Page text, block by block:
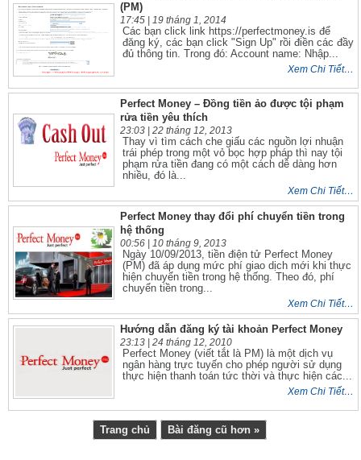
(PM)
17:45 | 19 tháng 1, 2014
Các bạn click link https://perfectmoney.is để
đăng ký, các bạn click "Sign Up" rồi điền các đầy
đủ thông tin. Trong đó: Account name: Nhập...
Xem Chi Tiết…
Perfect Money – Đồng tiền ảo được tội phạm
rửa tiền yêu thích
23:03 | 22 tháng 12, 2013
Thay vì tìm cách che giấu các nguồn lợi nhuận
trái phép trong một vỏ bọc hợp pháp thì nay tội
phạm rửa tiền đang có một cách dễ dàng hơn
nhiều, đó là...
Xem Chi Tiết…
Perfect Money thay đổi phí chuyển tiền trong
hệ thống
00:56 | 10 tháng 9, 2013
Ngày 10/09/2013, tiền điện tử Perfect Money
(PM) đã áp dụng mức phí giao dịch mới khi thực
hiện chuyển tiền trong hệ thống. Theo đó, phí
chuyển tiền trong...
Xem Chi Tiết…
Hướng dẫn đăng ký tài khoản Perfect Money
23:13 | 24 tháng 12, 2010
Perfect Money (viết tắt là PM) là một dịch vụ
ngân hàng trực tuyến cho phép người sử dụng
thực hiện thanh toán tức thời và thực hiện các...
Xem Chi Tiết…
Trang chủ Bài đăng cũ hơn »